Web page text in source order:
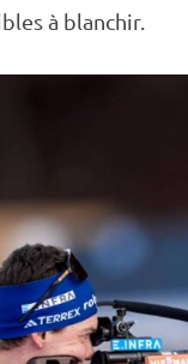
à blanchir.